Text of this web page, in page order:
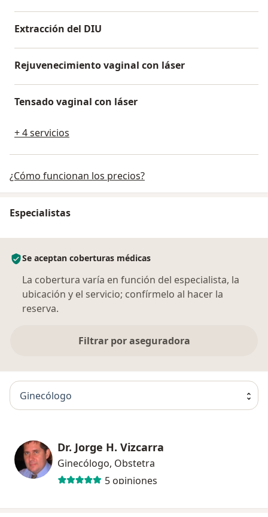
Extracción del DIU
Rejuvenecimiento vaginal con láser
Tensado vaginal con láser
+ 4 servicios
¿Cómo funcionan los precios?
Especialistas
Se aceptan coberturas médicas
La cobertura varía en función del especialista, la
ubicación y el servicio; confírmelo al hacer la
reserva.
Filtrar por aseguradora
Ginecólogo
Dr. Jorge H. Vizcarra
Ginecólogo, Obstetra
5 opiniones